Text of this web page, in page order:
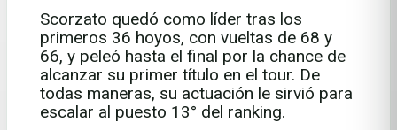
Scorzato quedó como líder tras los
primeros 36 hoyos, con vueltas de 68 y
66, y peleó hasta el final por la chance de
alcanzar su primer título en el tour. De
todas maneras, su actuación le sirvió para
escalar al puesto 13° del ranking.